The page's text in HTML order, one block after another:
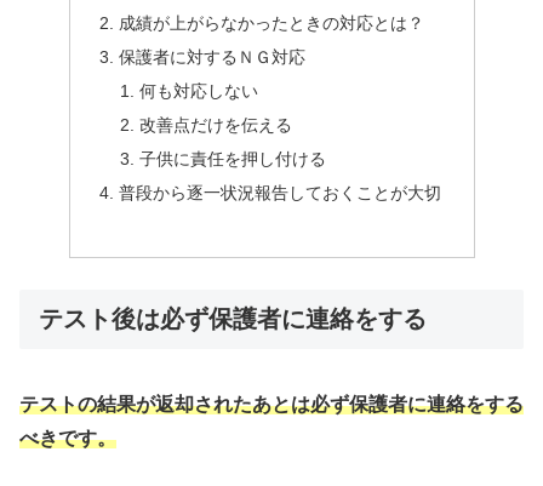
成績が上がらなかったときの対応とは？
保護者に対するＮＧ対応
何も対応しない
改善点だけを伝える
子供に責任を押し付ける
普段から逐一状況報告しておくことが大切
テスト後は必ず保護者に連絡をする
テストの結果が返却されたあとは必ず保護者に連絡をする
べきです。